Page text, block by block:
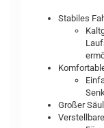
Stabiles
Großer